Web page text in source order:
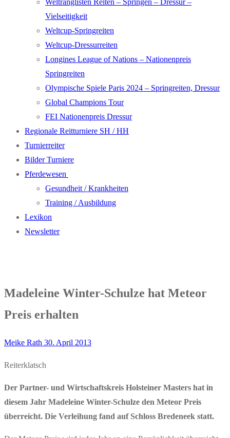
Weltranglisten Reiten – Springen – Dressur –
Vielseitigkeit
Weltcup-Springreiten
Weltcup-Dressurreiten
Longines League of Nations – Nationenpreis
Springreiten
Olympische Spiele Paris 2024 – Springreiten, Dressur
Global Champions Tour
FEI Nationenpreis Dressur
Regionale Reitturniere SH / HH
Turnierreiter
Bilder Turniere
Pferdewesen
Gesundheit / Krankheiten
Training / Ausbildung
Lexikon
Newsletter
Madeleine Winter-Schulze hat Meteor
Preis erhalten
Meike Rath 30. April 2013
Reiterklatsch
Der Partner- und Wirtschaftskreis Holsteiner Masters hat in
diesem Jahr Madeleine Winter-Schulze den Meteor Preis
überreicht. Die Verleihung fand auf Schloss Bredeneek statt.